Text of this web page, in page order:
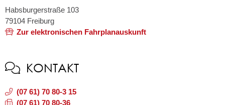
Habsburgerstraße 103
79104 Freiburg
Zur elektronischen Fahrplanauskunft
KONTAKT
(07 61) 70 80-3 15
(07 61) 70 80-36